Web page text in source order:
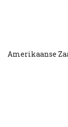
Amerikaanse